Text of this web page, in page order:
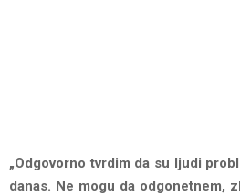
„Odgovorno tvrdim da su ljudi
danas. Ne mogu da odgonetnem,